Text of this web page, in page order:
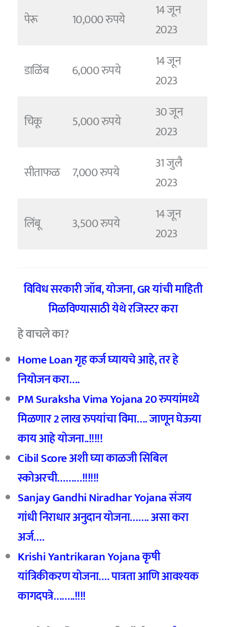
पेरू 10,000 रुपये
14 जून
2023
डाळिंब 6,000 रुपये
14 जून
2023
चिकू 5,000 रुपये
30 जून
2023
सीताफळ 7,000 रुपये
31 जुलै
2023
लिंबू 3,500 रुपये
14 जून
2023
विविध सरकारी जॉब, योजना, GR यांची माहिती
मिळविण्यासाठी येथे रजिस्टर करा
हे वाचले का?
Home Loan गृह कर्ज घ्यायचे आहे, तर हे
नियोजन करा….
PM Suraksha Vima Yojana 20 रुपयांमध्ये
मिळणार 2 लाख रुपयांचा विमा…. जाणून घेऊया
काय आहे योजना..!!!!!
Cibil Score अशी घ्या काळजी सिबिल
स्कोअरची………!!!!!!
Sanjay Gandhi Niradhar Yojanaसंजय
गांधी निराधार अनुदान योजना……. असा करा
अर्ज….
Krishi Yantrikaran Yojanaकृषी
यांत्रिकीकरण योजना…. पात्रता आणि आवश्यक
कागदपत्रे……..!!!!